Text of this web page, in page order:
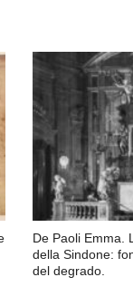
De Paoli Emma.
della Sindone:
del degrado.